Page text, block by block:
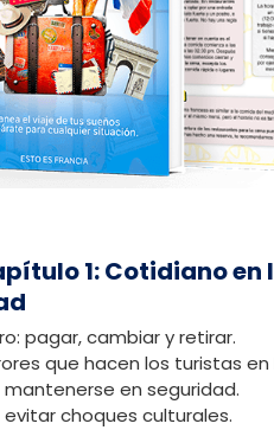
1: Cotidiano en
pagar, cambiar y retirar.
que hacen los turistas en
mantenerse en seguridad.
evitar choques culturales.